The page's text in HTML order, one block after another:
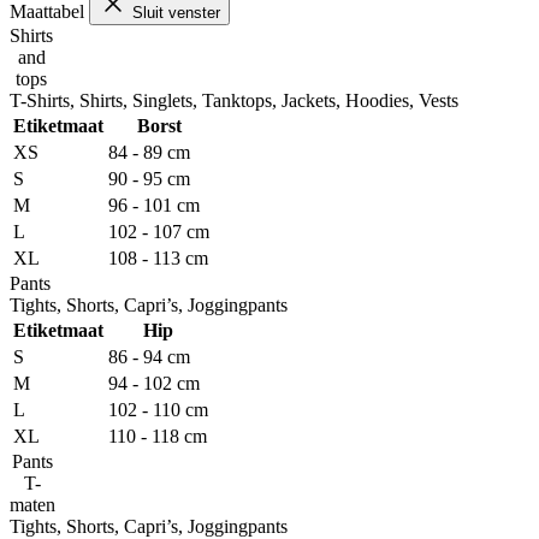
Maattabel Sluit venster
Shirts
and
tops
T-Shirts, Shirts, Singlets, Tanktops, Jackets, Hoodies, Vests
Etiketmaat
Borst
XS
84 - 89 cm
S
90 - 95 cm
M
96 - 101 cm
L
102 - 107 cm
XL
108 - 113 cm
Pants
Tights, Shorts, Capri’s, Joggingpants
Etiketmaat
Hip
S
86 - 94 cm
M
94 - 102 cm
L
102 - 110 cm
XL
110 - 118 cm
Pants
T-
maten
Tights, Shorts, Capri’s, Joggingpants